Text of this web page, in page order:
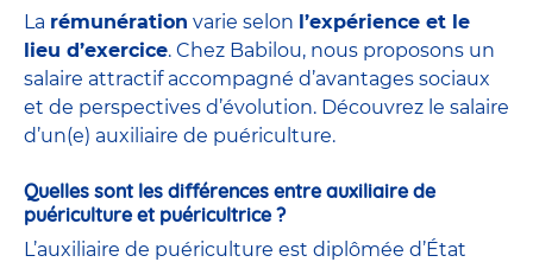
La rémunération varie selon l’expérience et le
lieu d’exercice. Chez Babilou, nous proposons un
salaire attractif accompagné d’avantages sociaux
et de perspectives d’évolution. Découvrez le salaire
d’un(e) auxiliaire de puériculture.
Quelles sont les différences entre auxiliaire de
puériculture et puéricultrice ?
L’auxiliaire de puériculture est diplômée d’État